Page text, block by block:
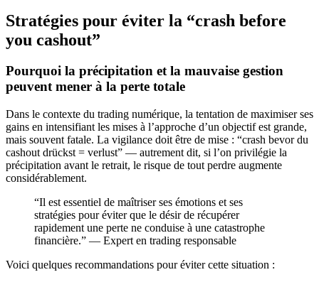
Stratégies pour éviter la “crash before
you cashout”
Pourquoi la précipitation et la mauvaise gestion
peuvent mener à la perte totale
Dans le contexte du trading numérique, la tentation de maximiser ses
gains en intensifiant les mises à l’approche d’un objectif est grande,
mais souvent fatale. La vigilance doit être de mise : “crash bevor du
cashout drückst = verlust” — autrement dit, si l’on privilégie la
précipitation avant le retrait, le risque de tout perdre augmente
considérablement.
“Il est essentiel de maîtriser ses émotions et ses
stratégies pour éviter que le désir de récupérer
rapidement une perte ne conduise à une catastrophe
financière.” — Expert en trading responsable
Voici quelques recommandations pour éviter cette situation :